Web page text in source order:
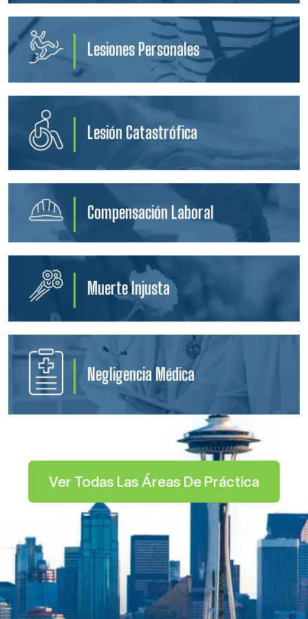
Lesiones Personales
Lesión Catastrófica
Compensación Laboral
Muerte Injusta
Negligencia Médica
Ver Todas Las Áreas De Práctica